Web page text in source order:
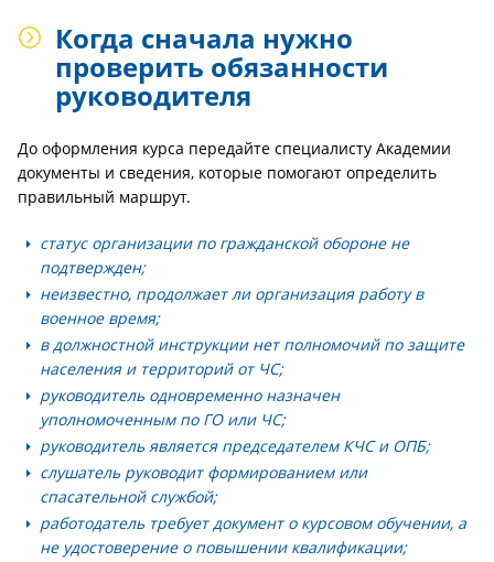
Когда сначала нужно
проверить обязанности
руководителя
До оформления курса передайте специалисту Академии
документы и сведения, которые помогают определить
правильный маршрут.
статус организации по гражданской обороне не
подтвержден;
неизвестно, продолжает ли организация работу в
военное время;
в должностной инструкции нет полномочий по защите
населения и территорий от ЧС;
руководитель одновременно назначен
уполномоченным по ГО или ЧС;
руководитель является председателем КЧС и ОПБ;
слушатель руководит формированием или
спасательной службой;
работодатель требует документ о курсовом обучении, а
не удостоверение о повышении квалификации;